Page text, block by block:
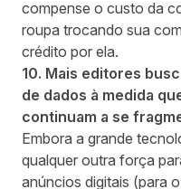
compense o custo da
roupa trocando sua
crédito por ela.
10. Mais editores
de dados à medida
continuam a se
Embora a grande
qualquer outra força
anúncios digitais (para